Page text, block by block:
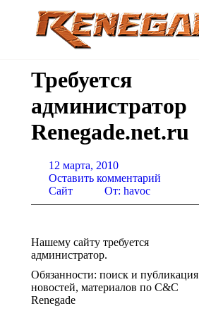
Требуется
администратор
Renegade.net.ru
12 марта, 2010
Оставить комментарий
Сайт
От: havoc
Нашему сайту требуется
администратор.
Обязанности: поиск и публикация
новостей, материалов по C&C
Renegade